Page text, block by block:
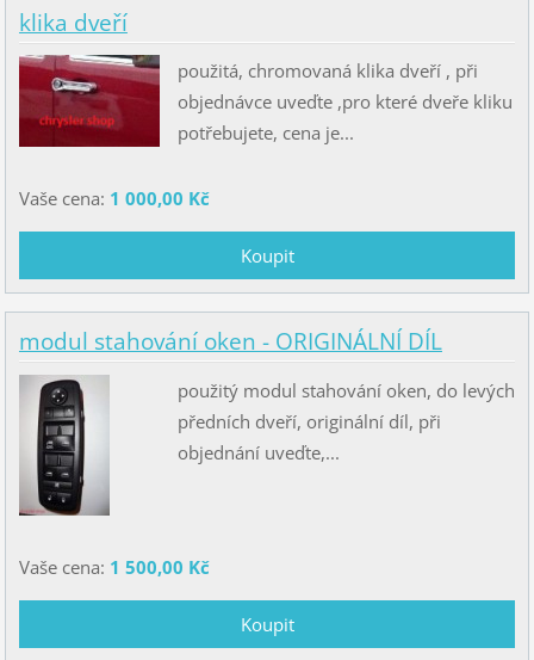
klika dveří
použitá, chromovaná klika dveří , při
objednávce uveďte ,pro které dveře kliku
potřebujete, cena je...
Vaše cena: 1 000,00 Kč
modul stahování oken - ORIGINÁLNÍ DÍL
použitý modul stahování oken, do levých
předních dveří, originální díl, při
objednání uveďte,...
Vaše cena: 1 500,00 Kč